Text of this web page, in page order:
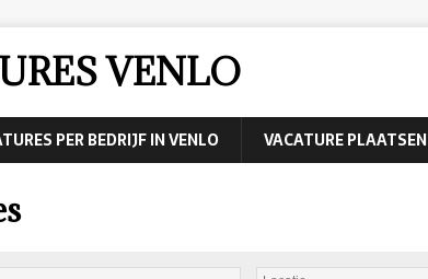
VENLO
PER BEDRIJF IN VENLO VACATURE PLAATSEN